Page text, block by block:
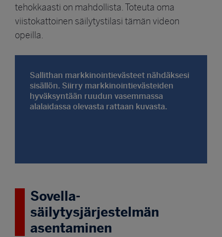
tehokkaasti on mahdollista. Toteuta oma
viistokattoinen säilytystilasi tämän videon
opeilla.
Sallithan markkinointievästeet nähdäksesi
sisällön. Siirry markkinointievästeiden
hyväksyntään ruudun vasemmassa
alalaidassa olevasta rattaan kuvasta.
Sovella-
säilytysjärjestelmän
asentaminen